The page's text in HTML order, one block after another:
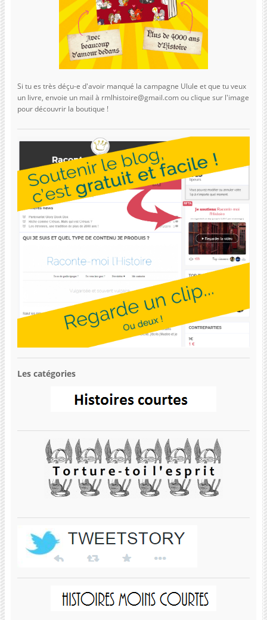
Si tu es très déçu-e d'avoir manqué la campagne Ulule et que tu veux
un livre, envoie un mail à rmlhistoire@gmail.com ou clique sur l'image
pour découvrir la boutique !
Les catégories